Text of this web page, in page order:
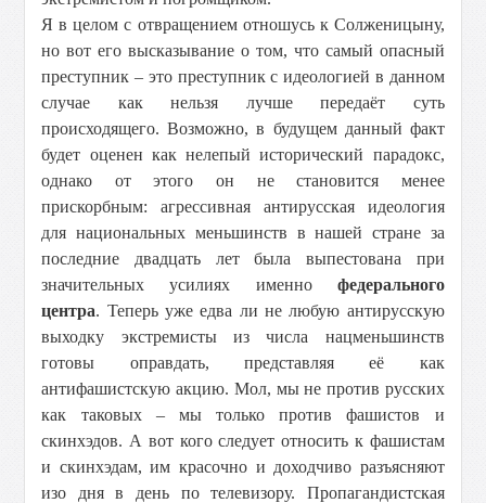
Я в целом с отвращением отношусь к Солженицыну,
но вот его высказывание о том, что самый опасный
преступник – это преступник с идеологией в данном
случае как нельзя лучше передаёт суть
происходящего. Возможно, в будущем данный факт
будет оценен как нелепый исторический парадокс,
однако от этого он не становится менее
прискорбным: агрессивная антирусская идеология
для национальных меньшинств в нашей стране за
последние двадцать лет была выпестована при
значительных усилиях именно федерального
центра. Теперь уже едва ли не любую антирусскую
выходку экстремисты из числа нацменьшинств
готовы оправдать, представляя её как
антифашистскую акцию. Мол, мы не против русских
как таковых – мы только против фашистов и
скинхэдов. А вот кого следует относить к фашистам
и скинхэдам, им красочно и доходчиво разъясняют
изо дня в день по телевизору. Пропагандистская